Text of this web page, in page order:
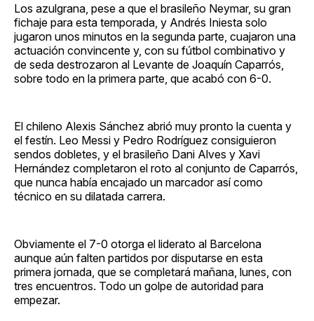
Los azulgrana, pese a que el brasileño Neymar, su gran
fichaje para esta temporada, y Andrés Iniesta solo
jugaron unos minutos en la segunda parte, cuajaron una
actuación convincente y, con su fútbol combinativo y
de seda destrozaron al Levante de Joaquín Caparrós,
sobre todo en la primera parte, que acabó con 6-0.
El chileno Alexis Sánchez abrió muy pronto la cuenta y
el festín. Leo Messi y Pedro Rodríguez consiguieron
sendos dobletes, y el brasileño Dani Alves y Xavi
Hernández completaron el roto al conjunto de Caparrós,
que nunca había encajado un marcador así como
técnico en su dilatada carrera.
Obviamente el 7-0 otorga el liderato al Barcelona
aunque aún falten partidos por disputarse en esta
primera jornada, que se completará mañana, lunes, con
tres encuentros. Todo un golpe de autoridad para
empezar.